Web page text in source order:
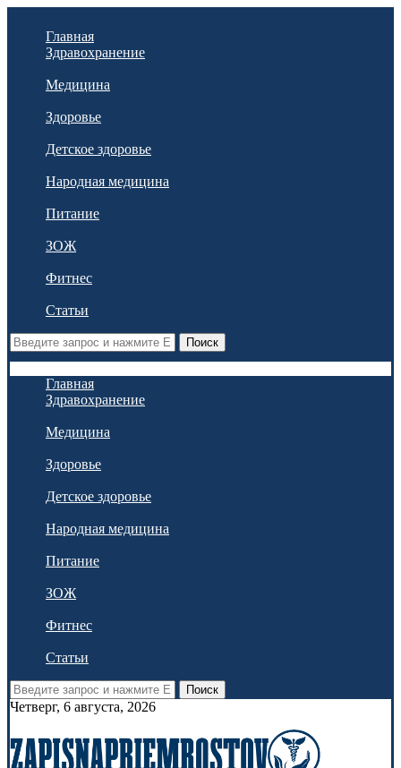
Главная
Здравохранение
Медицина
Здоровье
Детское здоровье
Народная медицина
Питание
ЗОЖ
Фитнес
Статьи
Поиск
Главная
Здравохранение
Медицина
Здоровье
Детское здоровье
Народная медицина
Питание
ЗОЖ
Фитнес
Статьи
Поиск
Четверг, 6 августа, 2026